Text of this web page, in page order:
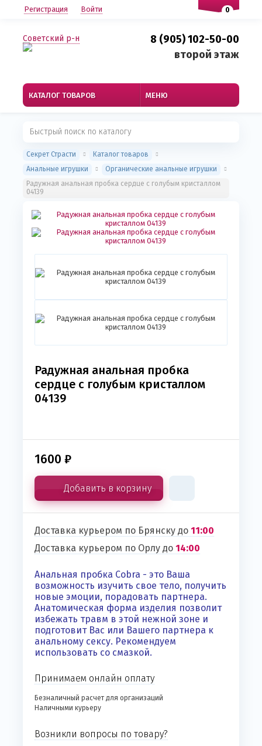
8 (905) 102-50-00
второй этаж
Советский р-н
Регистрация Войти
КАТАЛОГ ТОВАРОВ МЕНЮ
Секрет Страсти
Каталог товаров
Анальные игрушки
Органические анальные игрушки
Радужная анальная пробка сердце с голубым кристаллом
04139
Радужная анальная пробка
сердце с голубым кристаллом
04139
1600 ₽
Добавить в корзину
Доставка курьером по Брянску до 11:00
Доставка курьером по Орлу до 14:00
Анальная пробка Cobra - это Ваша
возможность изучить свое тело, получить
новые эмоции, порадовать партнера.
Анатомическая форма изделия позволит
избежать травм в этой нежной зоне и
подготовит Вас или Вашего партнера к
анальному сексу. Рекомендуем
использовать со смазкой.
Принимаем онлайн оплату
Безналичный расчет для организаций
Наличными курьеру
Возникли вопросы по товару?
0